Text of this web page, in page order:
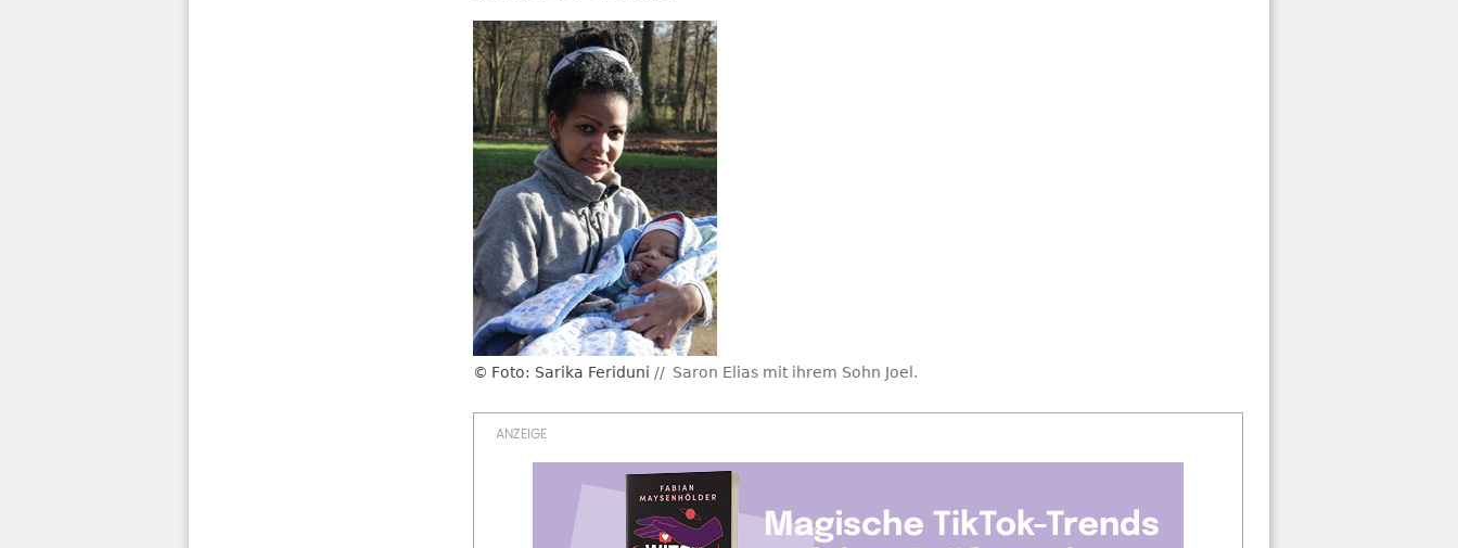
Foto: Sarika Feriduni Saron Elias mit ihrem Sohn Joel.